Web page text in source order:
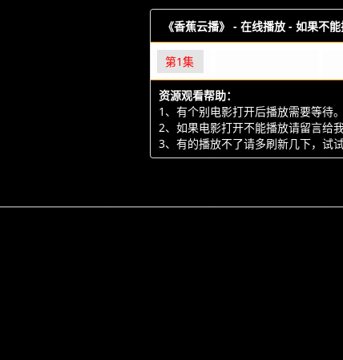
《香蕉云播》 - 在线播放 - 如果不能
第1集
资源观看帮助：
1、有个别电影打开后播放需要等待。
2、如果电影打开不能播放请留言给
3、有的播放不了请多刷新几下，试试